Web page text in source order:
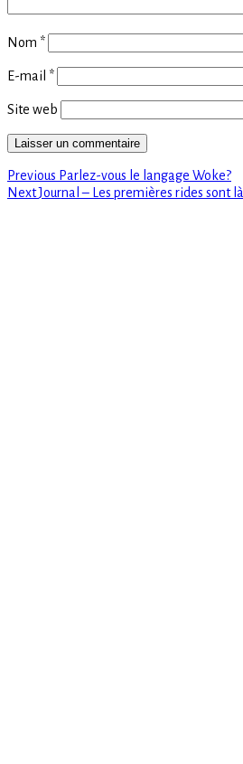
Nom *
E-mail *
Site web
Navigation
de
Previous Previous
post:
Parlez-vous le langage Woke?
NextNext
Journal – Les premières rides sont là